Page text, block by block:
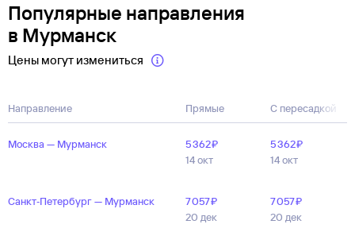
Популярные направления
в Мурманск
Цены могут измениться
Направление Прямые С пересадкой
Москва — Мурманск
5 ⁠362 ⁠₽
14 окт
5 ⁠362 ⁠₽
14 окт
Санкт‑Петербург — Мурманск
7 ⁠057 ⁠₽
20 дек
7 ⁠057 ⁠₽
20 дек